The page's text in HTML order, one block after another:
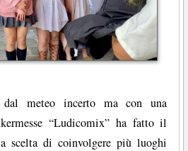
dal meteo incerto ma con una
“Ludicomix” ha fatto il
scelta di coinvolgere più luoghi